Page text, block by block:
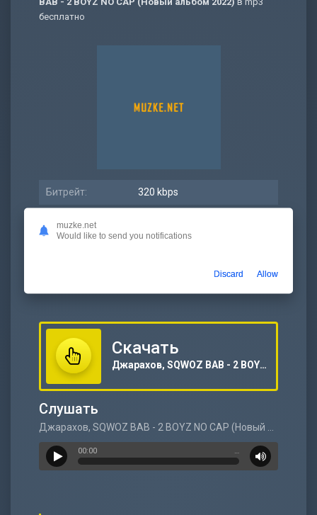
бесплатно
Битрейт: 320 kbps
Длительность: 3:03
Скачать
Джарахов, SQWOZ BAB - 2 BOYZ NO CAP (Новый альбом 2022)
Слушать
00:00 …
muzke.net
Would like to send you notifications
Discard Allow